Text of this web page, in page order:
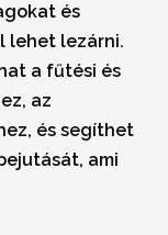
és
lehet lezárni.
a fűtési és
az
és segíthet
ami